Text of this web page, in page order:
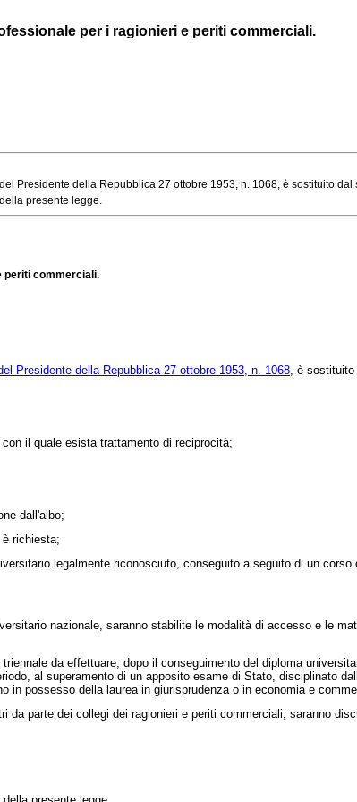
per i ragionieri e periti commerciali.
Presidente della Repubblica 27 ottobre 1953, n. 1068, è sostituito dal
presente legge.
periti commerciali.
Presidente della Repubblica 27 ottobre 1953, n. 1068, è sostituito
il quale esista trattamento di reciprocità;
dall'albo;
richiesta;
legalmente riconosciuto, conseguito a seguito di un
nazionale, saranno stabilite le modalità di accesso e le
da effettuare, dopo il conseguimento del diploma
al superamento di un apposito esame di Stato, disciplinato
in possesso della laurea in giurisprudenza o in economia e
parte dei collegi dei ragionieri e periti commerciali, saranno